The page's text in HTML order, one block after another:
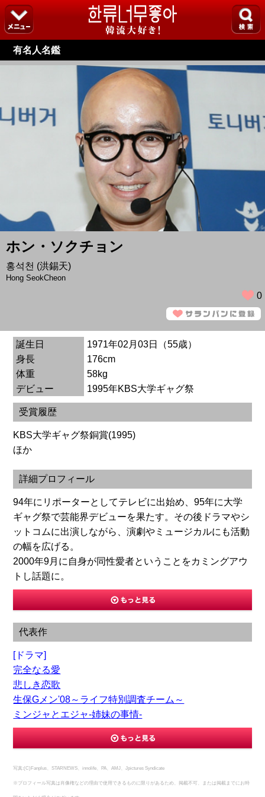
有名人名鑑
ホン・ソクチョン
홍석천 (洪錫天)
Hong SeokCheon
0
誕生日
1971年02月03日（55歳）
身長
176cm
体重
58kg
デビュー
1995年KBS大学ギャグ祭
受賞履歴
KBS大学ギャグ祭銅賞(1995)
ほか
詳細プロフィール
94年にリポーターとしてテレビに出始め、95年に大学
ギャグ祭で芸能界デビューを果たす。その後ドラマやシ
ットコムに出演しながら、演劇やミュージカルにも活動
の幅を広げる。
2000年9月に自身が同性愛者ということをカミングアウ
トし話題に。
代表作
[ドラマ]
完全なる愛
悲しき恋歌
生保Gメン'08～ライフ特別調査チーム～
ミンジャとエジャ-姉妹の事情-
写真:(C)Fanplus、STARNEWS、innolife、PA、AMJ、Jpictures Syndicate
※プロフィール写真は肖像権などの理由で使用できるものに限りがあるため、掲載不可、または掲載までにお時